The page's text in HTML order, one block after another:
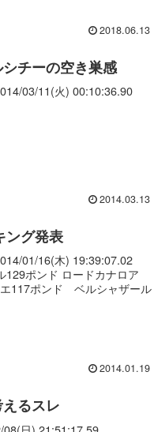
2018.06.13
チーの空き巣感
03/11(火) 00:10:36.90
2014.03.13
ング発表
01/16(木) 19:39:07.02
ポンド ロードカナロア
117ポンド ベルシャザール
2014.01.19
るスレ